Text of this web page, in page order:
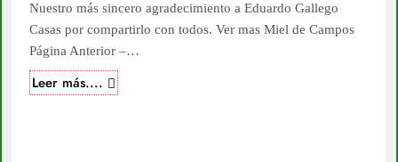
Nuestro más sincero agradecimiento a Eduardo Gallego
Casas por compartirlo con todos. Ver mas Miel de Campos
Página Anterior –…
Leer más....